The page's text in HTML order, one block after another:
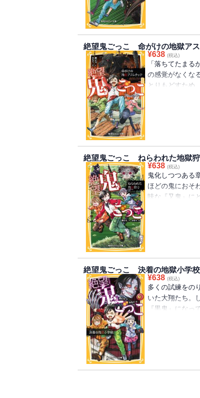
絶望鬼ごっこ 命がけの地獄アス
¥638 (税込)
「落ちてたま
の感覚がなくな
とりもどすため
った大翔は禁
絶望鬼ごっこ ねらわれた地獄狩
¥638 (税込)
鬼化しつつある
ほどの鬼におそ
味な『又鬼』に
ら、森をとおし
絶望鬼ごっこ 決着の地獄小学校
¥638 (税込)
多くの試練をの
いた大翔たち。
『黒鬼』にな
が、人間の味か